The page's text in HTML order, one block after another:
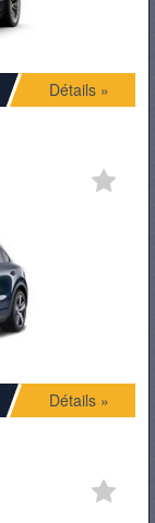
Détails »
Détails »